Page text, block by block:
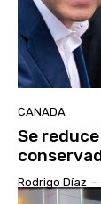
CANADA
Se
Rodrigo Díaz -